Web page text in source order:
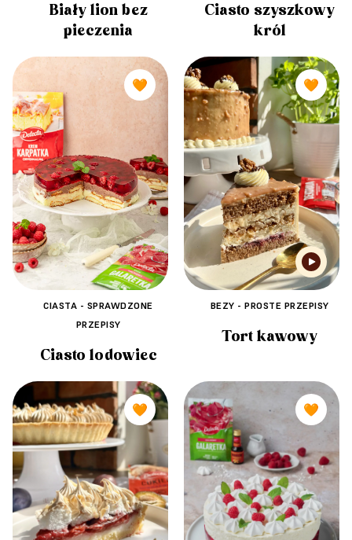
Biały lion bez
pieczenia
Ciasto szyszkowy
król
🧡
CIASTA - SPRAWDZONE
PRZEPISY
Ciasto lodowiec
🧡
BEZY - PROSTE PRZEPISY
Tort kawowy
🧡 🧡